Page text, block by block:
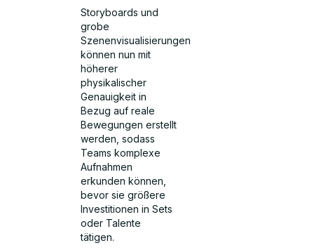
Storyboards und
grobe
Szenenvisualisierungen
können nun mit
höherer
physikalischer
Genauigkeit in
Bezug auf reale
Bewegungen erstellt
werden, sodass
Teams komplexe
Aufnahmen
erkunden können,
bevor sie größere
Investitionen in Sets
oder Talente
tätigen.